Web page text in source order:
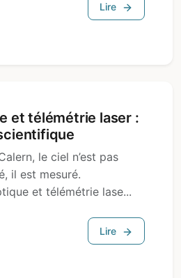
Lire
et télémétrie laser :
le ciel n’est pas
il est mesuré.
et télémétrie lase...
Lire